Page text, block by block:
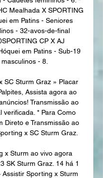
Mealhada X SPORTING
em Patins - Seniores
- 32-avos-de-final
CP X AJ
em Patins - Sub-19
masculinos - 8.
SC Sturm Graz » Placar
Assista agora ao
Transmissão ao
verificada. * Para Como
Direto e Transmissão ao
x SC Sturm Graz.
x Sturm ao vivo agora
SK Sturm Graz. 14 há 1
Sporting x Sturm